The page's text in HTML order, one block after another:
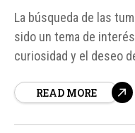
La búsqueda de las
sido un tema de
curiosidad y el deseo
arqueología y la
READ MORE